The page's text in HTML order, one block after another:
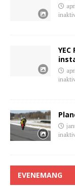
EVENEMANG